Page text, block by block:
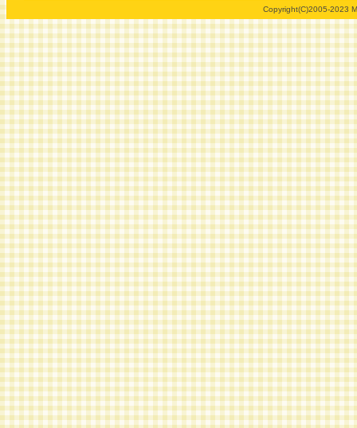
Copyright(C)2005-2023